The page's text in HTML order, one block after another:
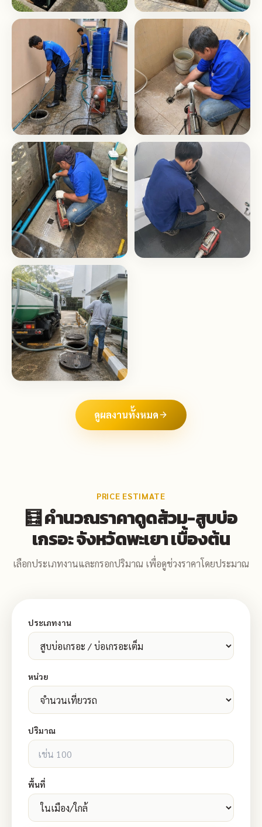
ดูผลงานทั้งหมด arrow_forward
PRICE ESTIMATE
🧮 คำนวณราคาดูดส้วม-สูบบ่อ
เกรอะ จังหวัดพะเยา เบื้องต้น
เลือกประเภทงานและกรอกปริมาณ เพื่อดูช่วงราคาโดยประมาณ
ประเภทงาน
หน่วย
ปริมาณ
พื้นที่